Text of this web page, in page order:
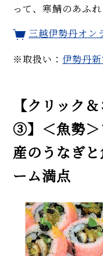
って、寒鯖のあふ
三越伊勢丹オン
※取扱い： 伊勢丹
【クリック
③】＜魚勢＞
産のうなぎ
ーム満点